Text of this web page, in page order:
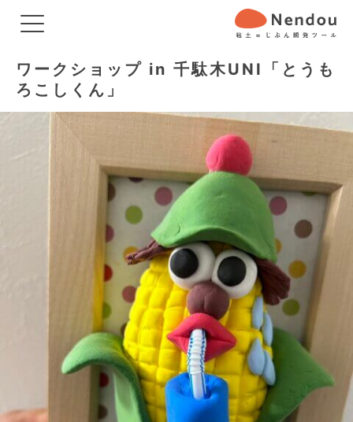
ワークショップ in 千駄木UNI「とうも
ろこしくん」